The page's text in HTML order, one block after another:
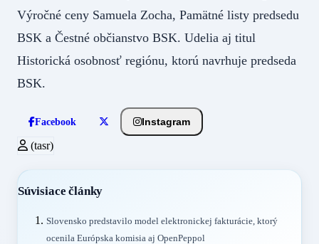
Výročné ceny Samuela Zocha, Pamätné listy predsedu
BSK a Čestné občianstvo BSK. Udelia aj titul
Historická osobnosť regiónu, ktorú navrhuje predseda
BSK.
Facebook Instagram
(tasr)
Súvisiace články
Slovensko predstavilo model elektronickej fakturácie, ktorý
ocenila Európska komisia aj OpenPeppol